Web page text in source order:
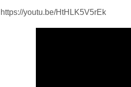
https://youtu.be/HtHLK5V5rEk